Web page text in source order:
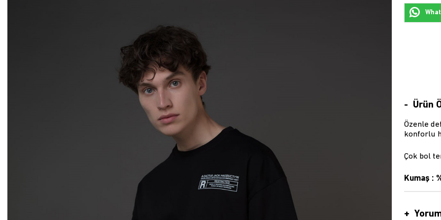
Ürün
Özenle
konforlu
Çok bol
Kumaş :